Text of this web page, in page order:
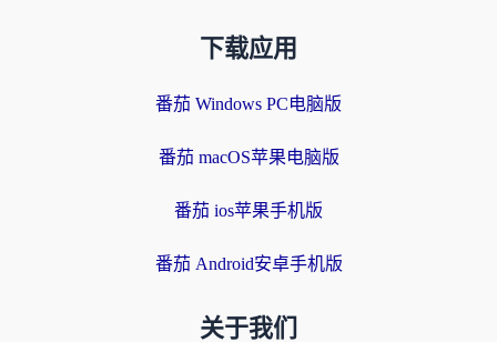
下载应用
番茄 Windows PC电脑版
番茄 macOS苹果电脑版
番茄 ios苹果手机版
番茄 Android安卓手机版
关于我们